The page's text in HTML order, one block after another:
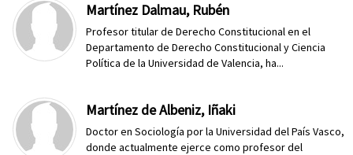
Martínez Dalmau, Rubén
Profesor titular de Derecho Constitucional en el
Departamento de Derecho Constitucional y Ciencia
Política de la Universidad de Valencia, ha...
Martínez de Albeniz, Iñaki
Doctor en Sociología por la Universidad del País Vasco,
donde actualmente ejerce como profesor del